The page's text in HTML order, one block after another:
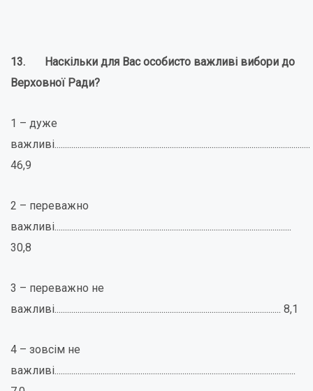
13.
Наскільки для Вас особисто важливі вибори до
Верховної Ради?
1 – дуже
важливі..........................................................................................................................
46,9
2 – переважно
важливі.................................................................................................................
30,8
3 – переважно не
важливі............................................................................................................ 8,1
4 – зовсім не
важливі...................................................................................................................